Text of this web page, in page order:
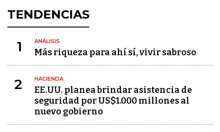
TENDENCIAS
1 ANÁLISIS
Más riqueza para ahí sí, vivir sabroso
2 HACIENDA
EE.UU. planea brindar asistencia de
seguridad por US$1.000 millones al
nuevo gobierno